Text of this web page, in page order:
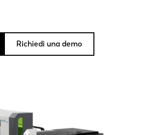
Richiedi una demo